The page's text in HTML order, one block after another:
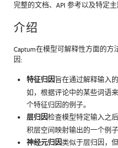
完整的文档、API 参考以及特定
介绍
Captum在模型可解释性方面的方
因:
特征归因旨在通过解释输入
如，根据评论中的某些词语
个特征归因的例子。
层归因检查模型特定输入之
积层空间映射输出的一个例
神经元归因类似于层归因，